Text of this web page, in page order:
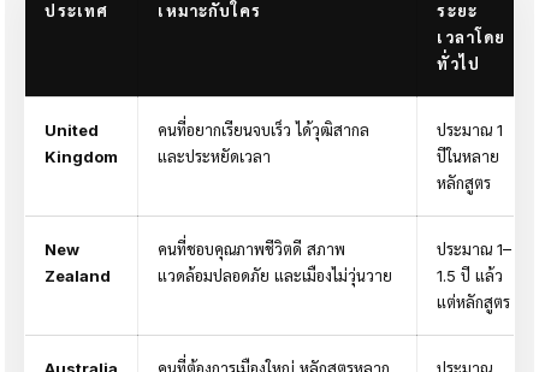
ประเทศ เหมาะกับใคร
ระยะ
เวลาโดย
ทั่วไป
United
Kingdom
คนที่อยากเรียนจบเร็ว ได้วุฒิสากล
และประหยัดเวลา
ประมาณ 1
ปีในหลาย
หลักสูตร
New
Zealand
คนที่ชอบคุณภาพชีวิตดี สภาพ
แวดล้อมปลอดภัย และเมืองไม่วุ่นวาย
ประมาณ 1–
1.5 ปี แล้ว
แต่หลักสูตร